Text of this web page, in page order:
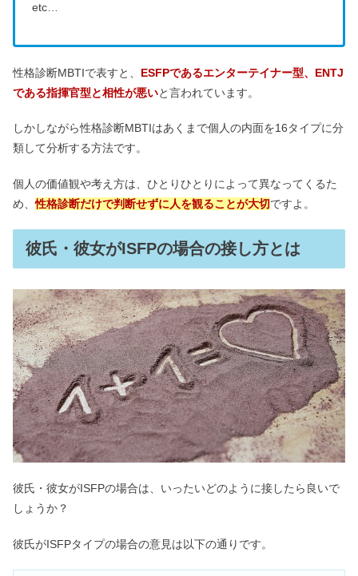
etc…
性格診断MBTIで表すと、 ESFPであるエンターテイナー型、ENTJ
である指揮官型と相性が悪いと言われています。
しかしながら性格診断MBTIはあくまで個人の内面を16タイプに分
類して分析する方法です。
個人の価値観や考え方は、ひとりひとりによって異なってくるた
め、性格診断だけで判断せずに人を観ることが大切ですよ。
彼氏・彼女がISFPの場合の接し方とは
彼氏・彼女がISFPの場合は、いったいどのように接したら良いで
しょうか？
彼氏がISFPタイプの場合の意見は以下の通りです。